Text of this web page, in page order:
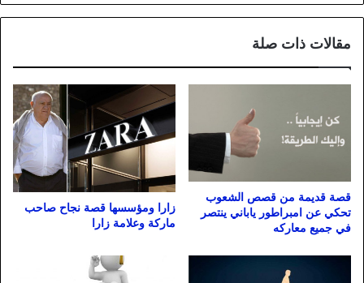
مقالات ذات صلة
قصة قديمة من قصص الشعوب
تحكي عن امبراطور ياباني ينتصر
في جميع معاركه
زارا ومؤسسها قصة نجاح صاحب
ماركة وعلامة زارا